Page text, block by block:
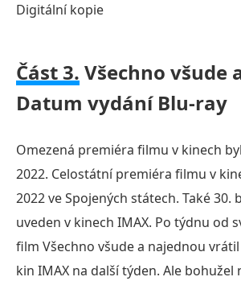
Digitální kopie
Část 3. Všechno všude
Datum vydání Blu-ray
Omezená premiéra filmu v kinech
2022. Celostátní premiéra filmu v
2022 ve Spojených státech. Také 30.
uveden v kinech IMAX. Po týdnu od
film Všechno všude a najednou
kin IMAX na další týden. Ale bohužel